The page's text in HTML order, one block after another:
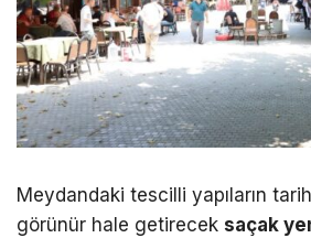
Meydandaki tescilli yapıların
görünür hale getirecek saçak